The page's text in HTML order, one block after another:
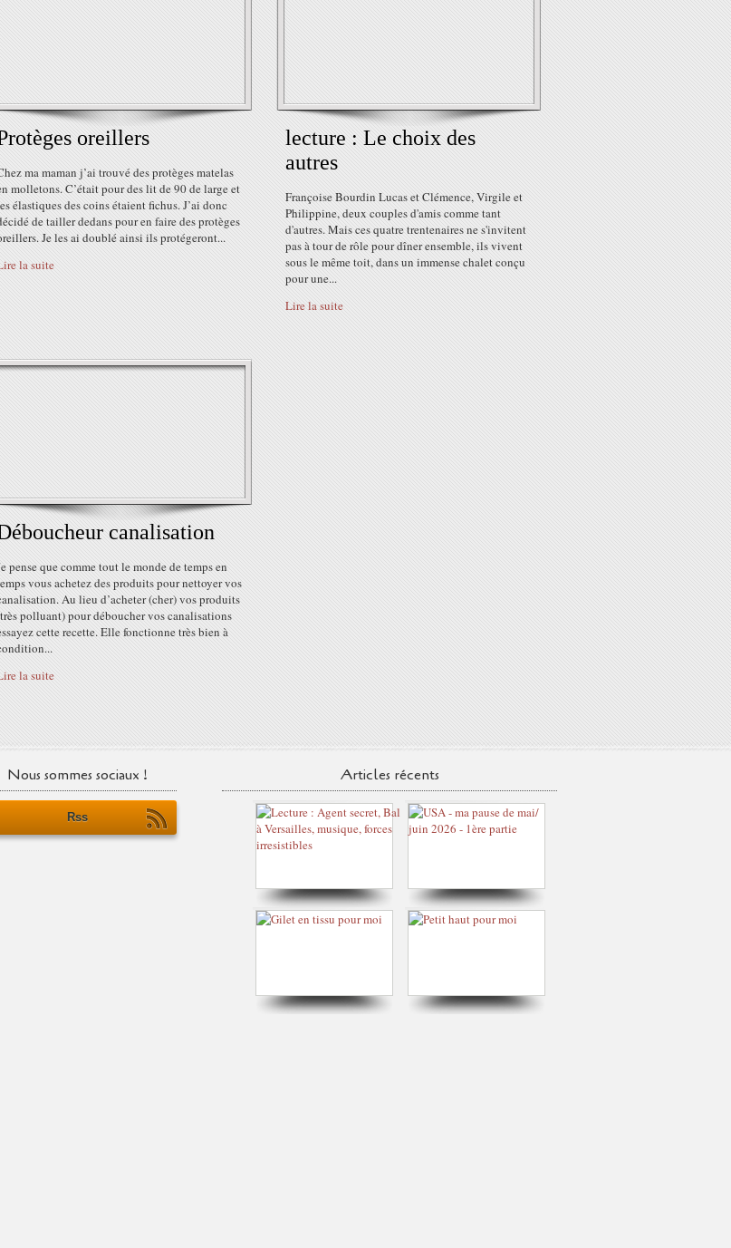
oreillers
ma maman j’ai trouvé des protèges matelas
molletons. C’était pour des lit de 90 de large et
élastiques des coins étaient fichus. J’ai donc
de tailler dedans pour en faire des protèges
Je les ai doublé ainsi ils protégeront...
la suite
lecture : Le choix des
autres
Françoise Bourdin Lucas et Clémence, Virgile et
Philippine, deux couples d'amis comme tant
d'autres. Mais ces quatre trentenaires ne s'invitent
pas à tour de rôle pour dîner ensemble, ils vivent
sous le même toit, dans un immense chalet conçu
pour une...
Lire la suite
canalisation
pense que comme tout le monde de temps en
vous achetez des produits pour nettoyer vos
Au lieu d’acheter (cher) vos produits
polluant) pour déboucher vos canalisations
cette recette. Elle fonctionne très bien à
la suite
Nous sommes sociaux !
Rss
Articles récents